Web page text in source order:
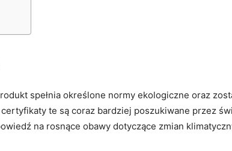
spełnia określone normy ekologiczne oraz
te są coraz bardziej poszukiwane przez
na rosnące obawy dotyczące zmian